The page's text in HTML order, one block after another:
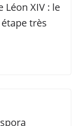
Léon XIV : le
très